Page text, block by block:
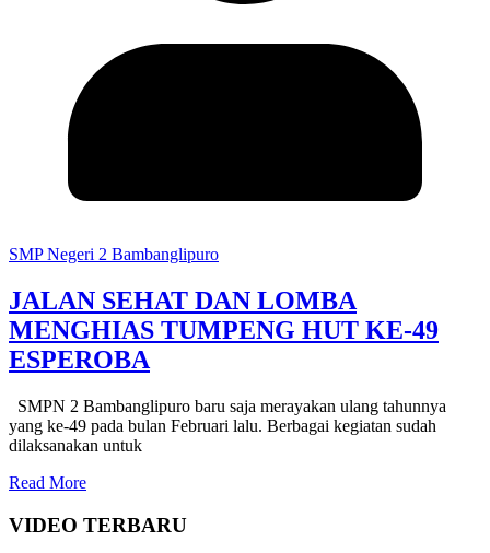
SMP Negeri 2 Bambanglipuro
JALAN SEHAT DAN LOMBA
MENGHIAS TUMPENG HUT KE-49
ESPEROBA
SMPN 2 Bambanglipuro baru saja merayakan ulang tahunnya
yang ke-49 pada bulan Februari lalu. Berbagai kegiatan sudah
dilaksanakan untuk
Read More
VIDEO TERBARU